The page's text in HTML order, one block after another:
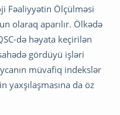
Fəaliyyətin Ölçülməsi
olaraq aparılır. Ölkədə
də həyata keçirilən
gördüyü işləri
müvafiq indekslər
yaxşılaşmasına da öz